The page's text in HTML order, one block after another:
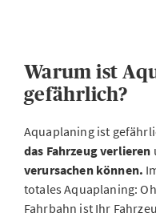
Warum ist
gefährlich?
Aquaplaning ist
das Fahrzeug verlieren
verursachen können.
totales Aquaplaning:
Fahrbahn ist Ihr